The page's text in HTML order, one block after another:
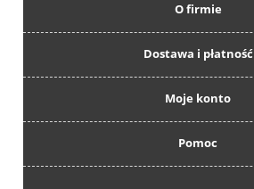
O firmie
Dostawa i płatność
Moje konto
Pomoc